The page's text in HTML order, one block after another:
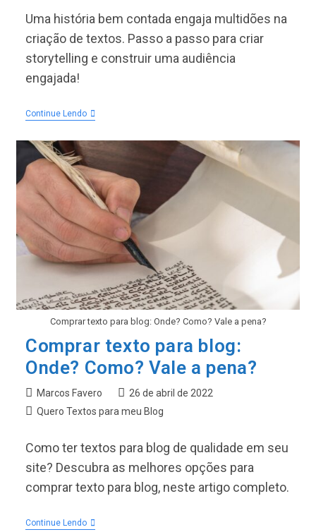
Uma história bem contada engaja multidões na
criação de textos. Passo a passo para criar
storytelling e construir uma audiência
engajada!
Continue LendoTudo
Para
Criação
De
Textos
Para
Blog
Comprar texto para blog: Onde? Como? Vale a pena?
Comprar texto para blog:
Onde? Como? Vale a pena?
Autor
do
Marcos Favero
Post
publicado:
26 de abril de 2022
Categoria
Quero Textos para meu Blog
Como ter textos para blog de qualidade em seu
site? Descubra as melhores opções para
comprar texto para blog, neste artigo completo.
Continue LendoComprar